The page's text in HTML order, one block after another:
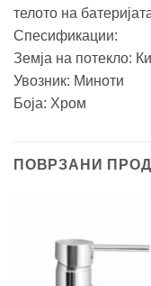
телото на
Спесификации:
Земја на потекло:
Увозник: Миноти
Боја: Хром
ПОВРЗАНИ